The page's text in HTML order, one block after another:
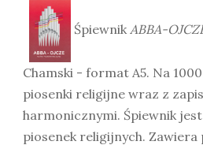
Śpiewnik ABBA-
Chamski - format A5. Na
piosenki religijne wraz z
harmonicznymi. Śpiewnik
piosenek religijnych. Zawiera